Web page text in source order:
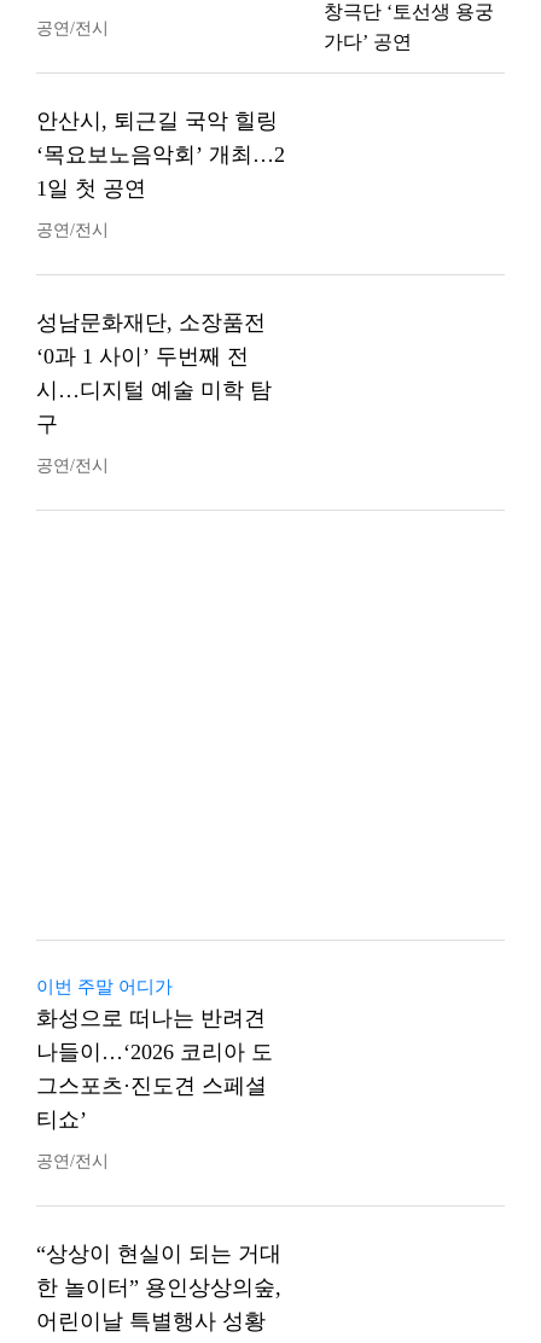
공연/전시
안산시, 퇴근길 국악 힐링
‘목요보노음악회’ 개최…2
1일 첫 공연
공연/전시
성남문화재단, 소장품전
‘0과 1 사이’ 두번째 전
시…디지털 예술 미학 탐
구
공연/전시
이번 주말 어디가
화성으로 떠나는 반려견
나들이…‘2026 코리아 도
그스포츠·진도견 스페셜
티쇼’
공연/전시
“상상이 현실이 되는 거대
한 놀이터” 용인상상의숲,
어린이날 특별행사 성황